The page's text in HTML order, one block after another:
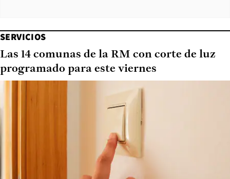
SERVICIOS
Las 14 comunas de la RM con corte de luz
programado para este viernes